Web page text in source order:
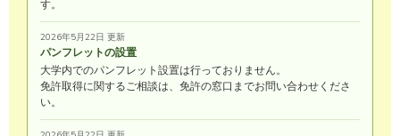
す。
2026年5月22日 更新
パンフレットの設置
大学内でのパンフレット設置は行っておりません。
免許取得に関するご相談は、免許の窓口までお問い合わせくださ
い。